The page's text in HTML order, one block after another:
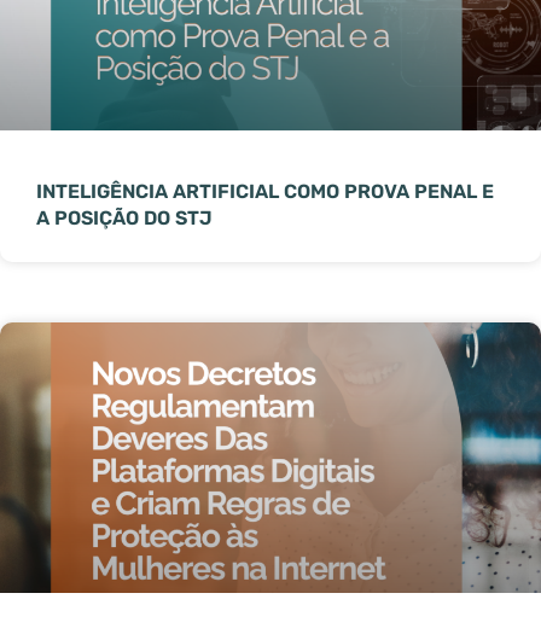
INTELIGÊNCIA ARTIFICIAL COMO PROVA PENAL E
A POSIÇÃO DO STJ